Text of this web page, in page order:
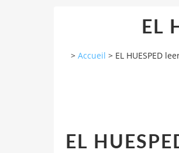
EL
> Accueil > EL HUESPED
EL